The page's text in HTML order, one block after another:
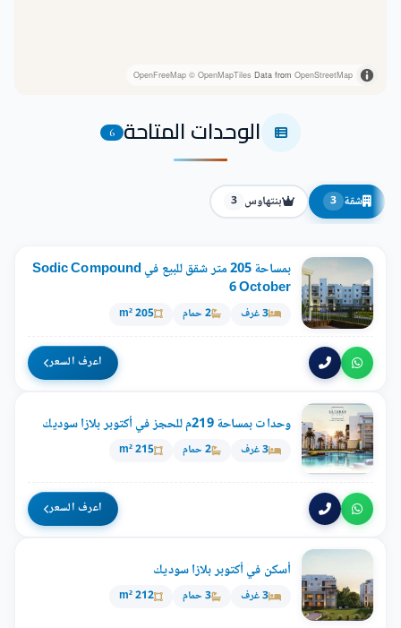
OpenFreeMap © OpenMapTiles Data from OpenStreetMap
الوحدات المتاحة 6
شقة 3 بنتهاوس 3
بمساحة 205 متر شقق للبيع في Sodic Compound
6 October
3 غرف 2 حمام 205 m²
اعرف السعر
وحدات بمساحة 219م للحجز في أكتوبر بلازا سوديك
3 غرف 2 حمام 215 m²
اعرف السعر
أسكن في أكتوبر بلازا سوديك
3 غرف 3 حمام 212 m²